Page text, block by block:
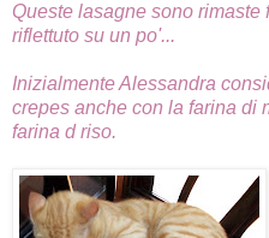
Queste lasagne sono
riflettuto su un po'...
Inizialmente Alessandra
crepes anche con la farina di
farina d riso.